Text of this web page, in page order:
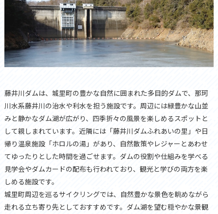
藤井川ダムは、城里町の豊かな自然に囲まれた多目的ダムで、那珂
川水系藤井川の治水や利水を担う施設です。周辺には緑豊かな山並
みと静かなダム湖が広がり、四季折々の風景を楽しめるスポットと
して親しまれています。近隣には「藤井川ダムふれあいの里」や日
帰り温泉施設「ホロルの湯」があり、自然散策やレジャーとあわせ
てゆったりとした時間を過ごせます。ダムの役割や仕組みを学べる
見学会やダムカードの配布も行われており、観光と学びの両方を楽
しめる施設です。
城里町周辺を巡るサイクリングでは、自然豊かな景色を眺めながら
走れる立ち寄り先としておすすめです。ダム湖を望む穏やかな景観